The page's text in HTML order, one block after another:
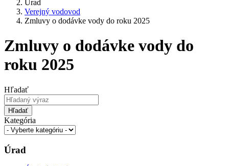
Úrad
Verejný vodovod
Zmluvy o dodávke vody do roku 2025
Zmluvy o dodávke vody do
roku 2025
Hľadať
Hľadať
Kategória
Úrad